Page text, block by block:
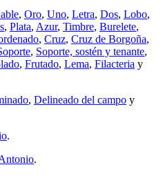
, Oro, Uno, Letra, Dos, Lobo,
, Plata, Azur, Timbre, Burelete,
, Cruz, Cruz de Borgoña,
, Soporte, sostén y tenante,
, Frutado, Lema, Filacteria y
, Delineado del campo y
.
.